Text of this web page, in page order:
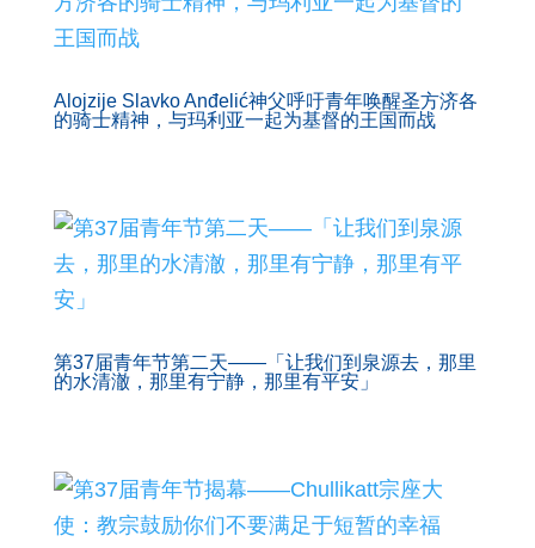
Alojzije Slavko Anđelić神父呼吁青年唤醒圣方济各
的骑士精神，与玛利亚一起为基督的王国而战
第37届青年节第二天——「让我们到泉源去，那里
的水清澈，那里有宁静，那里有平安」